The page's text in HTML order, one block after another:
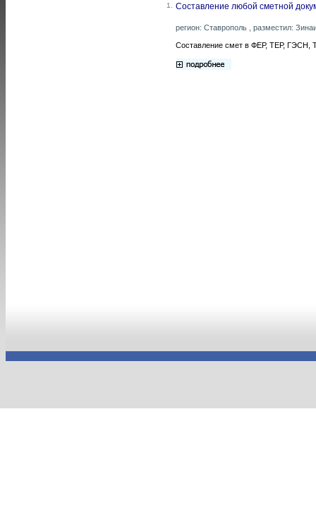
1. Составление любой сметной
регион: Ставрополь , разместил:
Составление смет в ФЕР, ТЕР, ГЭСН,